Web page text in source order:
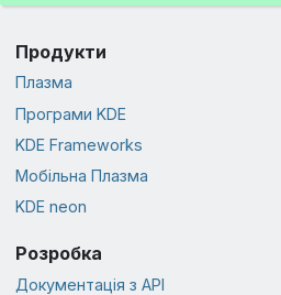
Продукти
Плазма
Програми KDE
KDE Frameworks
Мобільна Плазма
KDE neon
Розробка
Документація з API